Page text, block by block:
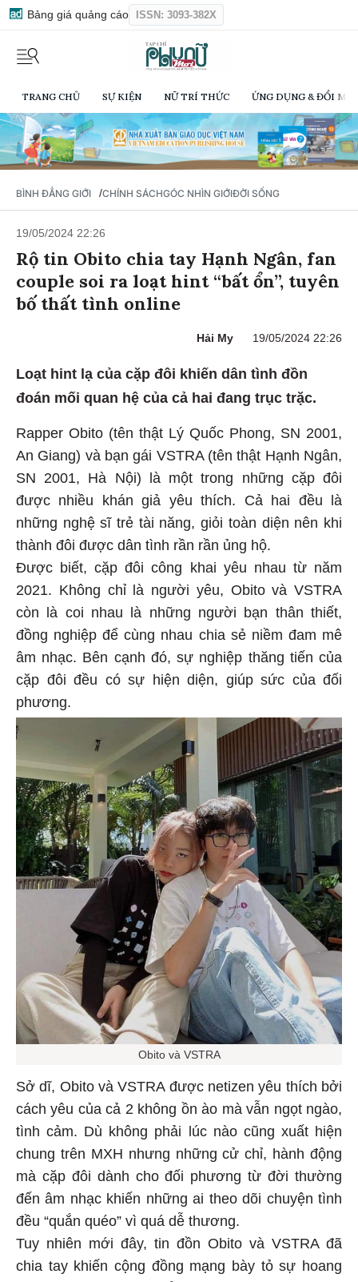
Bảng giá quảng cáo ISSN: 3093-382X
TRANG CHỦ SỰ KIỆN NỮ TRÍ THỨC ỨNG DỤNG & ĐỔI
BÌNH ĐẲNG GIỚI /CHÍNH SÁCHGÓC NHÌN GIỚIĐỜI SỐNG
19/05/2024 22:26
Rộ tin Obito chia tay Hạnh Ngân, fan
couple soi ra loạt hint “bất ổn”, tuyên
bố thất tình online
Hải My 19/05/2024 22:26
Loạt hint lạ của cặp đôi khiến dân tình đồn
đoán mối quan hệ của cả hai đang trục trặc.
Rapper Obito (tên thật Lý Quốc Phong, SN 2001,
An Giang) và bạn gái VSTRA (tên thật Hạnh Ngân,
SN 2001, Hà Nội) là một trong những cặp đôi
được nhiều khán giả yêu thích. Cả hai đều là
những nghệ sĩ trẻ tài năng, giỏi toàn diện nên khi
thành đôi được dân tình rần rần ủng hộ.
Được biết, cặp đôi công khai yêu nhau từ năm
2021. Không chỉ là người yêu, Obito và VSTRA
còn là coi nhau là những người bạn thân thiết,
đồng nghiệp để cùng nhau chia sẻ niềm đam mê
âm nhạc. Bên cạnh đó, sự nghiệp thăng tiến của
cặp đôi đều có sự hiện diện, giúp sức của đối
phương.
Obito và VSTRA
Sở dĩ, Obito và VSTRA được netizen yêu thích bởi
cách yêu của cả 2 không ồn ào mà vẫn ngọt ngào,
tình cảm. Dù không phải lúc nào cũng xuất hiện
chung trên MXH nhưng những cử chỉ, hành động
mà cặp đôi dành cho đối phương từ đời thường
đến âm nhạc khiến những ai theo dõi chuyện tình
đều “quắn quéo” vì quá dễ thương.
Tuy nhiên mới đây, tin đồn Obito và VSTRA đã
chia tay khiến cộng đồng mạng bày tỏ sự hoang